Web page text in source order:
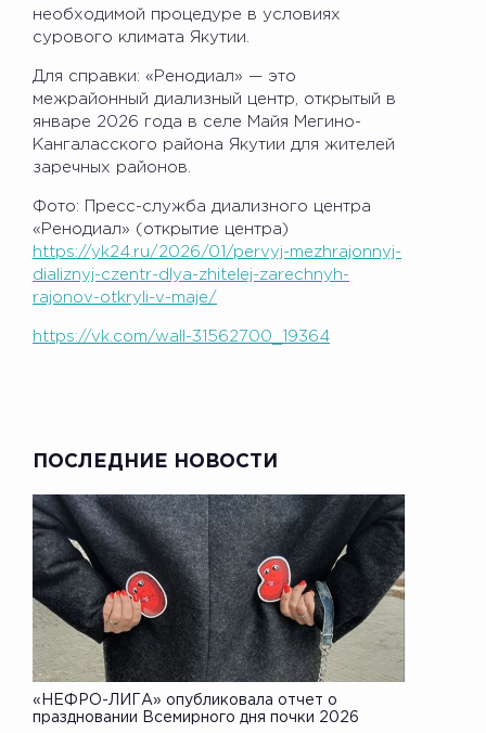
необходимой процедуре в условиях
сурового климата Якутии.
Для справки: «Ренодиал» — это
межрайонный диализный центр, открытый в
январе 2026 года в селе Майя Мегино-
Кангаласского района Якутии для жителей
заречных районов.
Фото: Пресс-служба диализного центра
«Ренодиал» (открытие центра)
https://yk24.ru/2026/01/pervyj-mezhrajonnyj-
dializnyj-czentr-dlya-zhitelej-zarechnyh-
rajonov-otkryli-v-maje/
https://vk.com/wall-31562700_19364
ПОСЛЕДНИЕ НОВОСТИ
«НЕФРО-ЛИГА» опубликовала отчет о
праздновании Всемирного дня почки 2026